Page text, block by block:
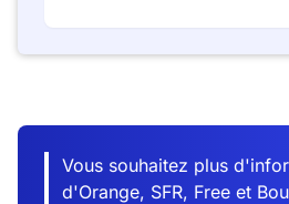
Vous souhaitez plus
d'Orange, SFR, Free et